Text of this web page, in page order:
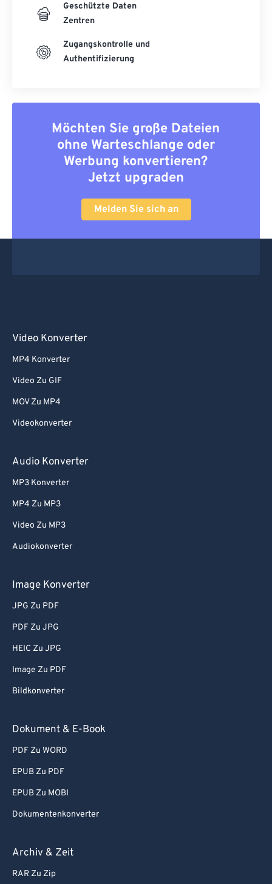
Geschützte Daten
Zentren
Zugangskontrolle und
Authentifizierung
Möchten Sie große Dateien
ohne Warteschlange oder
Werbung konvertieren?
Jetzt upgraden
Melden Sie sich an
Video Konverter
MP4 Konverter
Video Zu GIF
MOV Zu MP4
Videokonverter
Audio Konverter
MP3 Konverter
MP4 Zu MP3
Video Zu MP3
Audiokonverter
Image Konverter
JPG Zu PDF
PDF Zu JPG
HEIC Zu JPG
Image Zu PDF
Bildkonverter
Dokument & E-Book
PDF Zu WORD
EPUB Zu PDF
EPUB Zu MOBI
Dokumentenkonverter
Archiv & Zeit
RAR Zu Zip